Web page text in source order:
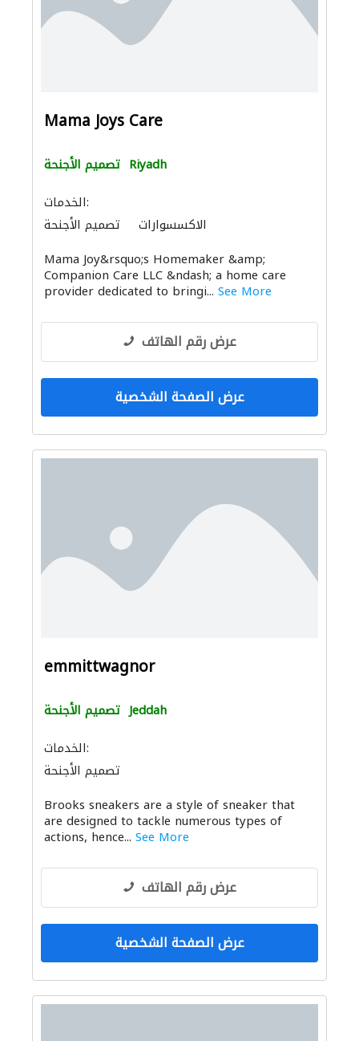
Mama Joys Care
تصميم الأجنحة Riyadh
الخدمات:
تصميم الأجنحة
الاكسسوارات
Mama Joy&rsquo;s Homemaker &amp;
Companion Care LLC &ndash; a home care
provider dedicated to bringi... See More
عرض رقم الهاتف
عرض الصفحة الشخصية
emmittwagnor
تصميم الأجنحة Jeddah
الخدمات:
تصميم الأجنحة
Brooks sneakers are a style of sneaker that
are designed to tackle numerous types of
actions, hence... See More
عرض رقم الهاتف
عرض الصفحة الشخصية